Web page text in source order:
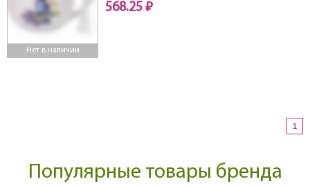
Нет в наличии
568.25 ₽
1
Популярные товары бренда